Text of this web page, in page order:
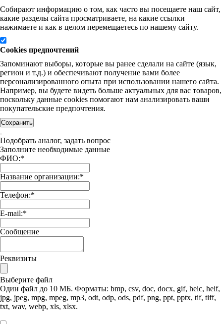
Собирают информацию о том, как часто вы посещаете наш сайт,
какие разделы сайта просматриваете, на какие ссылки
нажимаете и как в целом перемещаетесь по нашему сайту.
Cookies предпочтений
Запоминают выборы, которые вы ранее сделали на сайте (язык,
регион и т.д.) и обеспечивают получение вами более
персонализированного опыта при использовании нашего сайта.
Например, вы будете видеть больше актуальных для вас товаров,
поскольку данные cookies помогают нам анализировать ваши
покупательские предпочтения.
Сохранить
Подобрать аналог, задать вопрос
Заполните необходимые данные
ФИО:*
Название организации:*
Телефон:*
E-mail:*
Сообщение
Реквизиты
Выберите файл
Один файл до 10 МБ. Форматы: bmp, csv, doc, docx, gif, heic, heif,
jpg, jpeg, mpg, mpeg, mp3, odt, odp, ods, pdf, png, ppt, pptx, tif, tiff,
txt, wav, webp, xls, xlsx.